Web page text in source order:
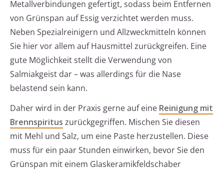
Metallverbindungen gefertigt, sodass beim Entfernen
von Grünspan auf Essig verzichtet werden muss.
Neben Spezialreinigern und Allzweckmitteln können
Sie hier vor allem auf Hausmittel zurückgreifen. Eine
gute Möglichkeit stellt die Verwendung von
Salmiakgeist dar – was allerdings für die Nase
belastend sein kann.
Daher wird in der Praxis gerne auf eine Reinigung mit
Brennspiritus zurückgegriffen. Mischen Sie diesen
mit Mehl und Salz, um eine Paste herzustellen. Diese
muss für ein paar Stunden einwirken, bevor Sie den
Grünspan mit einem Glaskeramikfeldschaber